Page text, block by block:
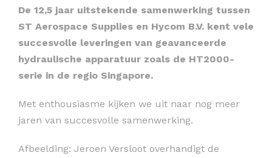
De 12,5 jaar uitstekende samenwerking tussen
ST Aerospace Supplies en Hycom B.V. kent vele
succesvolle leveringen van geavanceerde
hydraulische apparatuur zoals de HT2000-
serie in de regio Singapore.
Met enthousiasme kijken we uit naar nog meer
jaren van succesvolle samenwerking.
Afbeelding: Jeroen Versloot overhandigt de